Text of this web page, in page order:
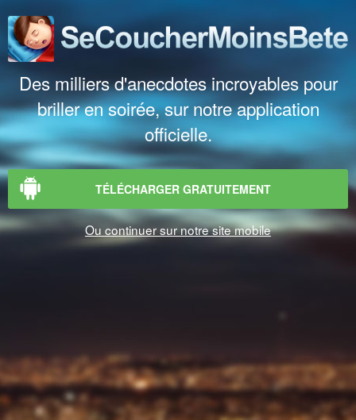
Des milliers d'anecdotes incroyables pour
briller en soirée, sur notre application
officielle.
TÉLÉCHARGER GRATUITEMENT
Ou continuer sur notre site mobile